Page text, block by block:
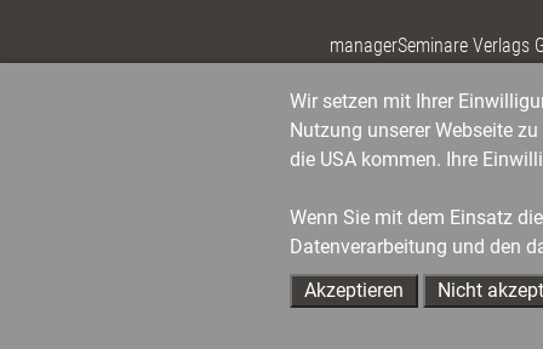
managerSeminare Verlags
Wir setzen mit Ihrer
Nutzung unserer Webseite
die USA kommen. Ihre
Wenn Sie mit dem Einsatz
Datenverarbeitung und den
Akzeptieren
Nicht